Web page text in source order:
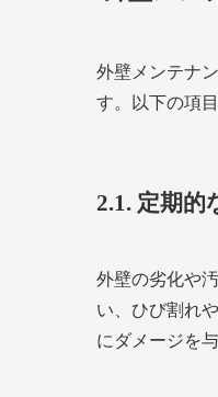
外壁メンテナ
す。以下の項
2.1. 定期的
外壁の劣化や
い、ひび割れ
にダメージを